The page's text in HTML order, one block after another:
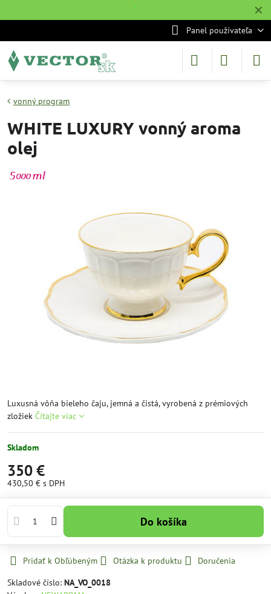
✕
˙
Panel používateľa
vonný program
WHITE LUXURY vonný aroma
olej
Luxusná vôňa bieleho čaju, jemná a čistá, vyrobená z prémiových
zložiek Čítajte viac
Skladom
350 €
430,50 € s DPH
Do košíka
Pridať k Obľúbeným Otázka k produktu
Doručenia
Skladové číslo: NA_VO_0018